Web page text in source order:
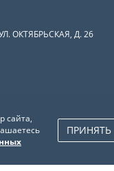
ОКТЯБРЬСКАЯ, Д. 26
сайта,
ПРИНЯТЬ